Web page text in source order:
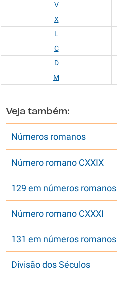
V
X
L
C
D
M
Veja também:
Números romanos
Número romano CXXIX
129 em números romanos
Número romano CXXXI
131 em números romanos
Divisão dos Séculos